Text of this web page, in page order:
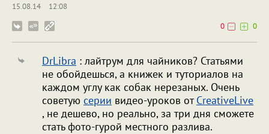
15.08.14
12:08
0
0
DrLibra : лайтрум для чайников? Статьями
не обойдешься, а книжек и туториалов на
каждом углу как собак нерезаных. Очень
советую серии видео-уроков отCreativeLive
, не дешево, но реально, за три дня сможете
стать фото-гурой местного разлива.